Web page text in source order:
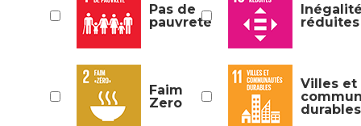
Pas de
pauvreté
Faim
Zero
réduites
Villes et
durables